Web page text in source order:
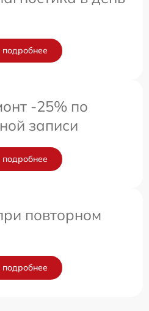
подробнее
-25% по
записи
подробнее
повторном
подробнее